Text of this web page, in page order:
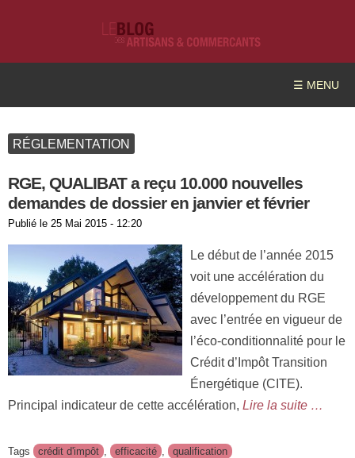
☰ MENU
RÉGLEMENTATION
RGE, QUALIBAT a reçu 10.000 nouvelles
demandes de dossier en janvier et février
Publié le 25 Mai 2015 - 12:20
Le début de l’année 2015
voit une accélération du
développement du RGE
avec l’entrée en vigueur de
l’éco-conditionnalité pour le
Crédit d’Impôt Transition
Énergétique (CITE).
Principal indicateur de cette accélération, Lire la suite …
Tags crédit d'impôt efficacité qualification